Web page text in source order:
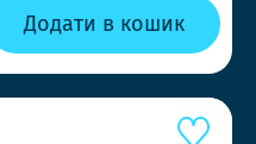
Додати в кошик
отримували